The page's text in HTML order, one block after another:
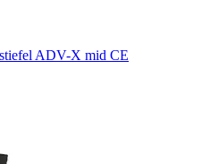
ADV-X mid CE